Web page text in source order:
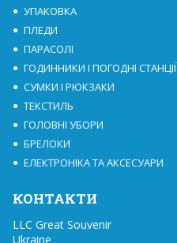
УПАКОВКА
ПЛЕДИ
ПАРАСОЛІ
ГОДИННИКИ І ПОГОДНІ СТАНЦІЇ
СУМКИ І РЮКЗАКИ
ТЕКСТИЛЬ
ГОЛОВНІ УБОРИ
БРЕЛОКИ
ЕЛЕКТРОНІКА ТА АКСЕСУАРИ
КОНТАКТИ
LLC Great Souvenir
Ukraine